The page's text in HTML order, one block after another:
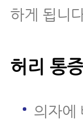
디스크 내
하게 됩니
허리 통
의자에